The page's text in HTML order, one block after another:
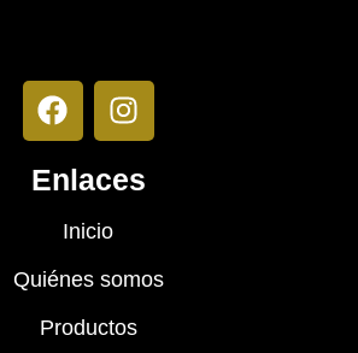
Enlaces
Inicio
Quiénes somos
Productos